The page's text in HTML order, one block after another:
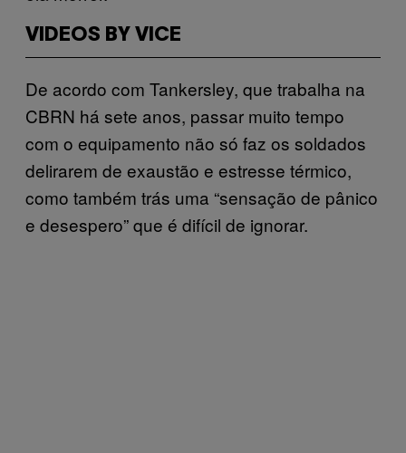
VIDEOS BY VICE
De acordo com Tankersley, que trabalha na
CBRN há sete anos, passar muito tempo
com o equipamento não só faz os soldados
delirarem de exaustão e estresse térmico,
como também trás uma “sensação de pânico
e desespero” que é difícil de ignorar.